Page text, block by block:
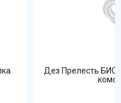
Дез Прелесть БИО